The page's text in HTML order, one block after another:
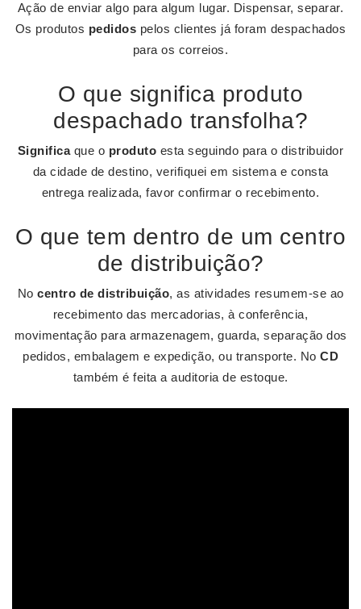
Ação de enviar algo para algum lugar. Dispensar, separar.
Os produtos pedidos pelos clientes já foram despachados
para os correios.
O que significa produto
despachado transfolha?
Significaque o produto esta seguindo para o distribuidor
da cidade de destino, verifiquei em sistema e consta
entrega realizada, favor confirmar o recebimento.
O que tem dentro de um centro
de distribuição?
No centro de distribuição, as atividades resumem-se ao
recebimento das mercadorias, à conferência,
movimentação para armazenagem, guarda, separação dos
pedidos, embalagem e expedição, ou transporte. No CD
também é feita a auditoria de estoque.